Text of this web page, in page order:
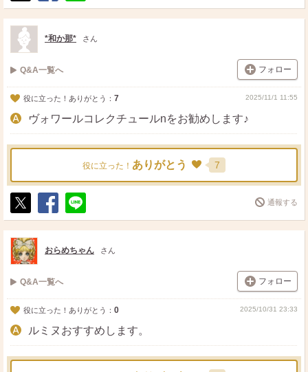
ポ
ス
ト
シ
ェ
送
る
*和か那* さん
Q&A一覧へ フォロー
役に立った！ありがとう： 7 2025/11/1 11:55
ヴォワールコレクチュールnをお勧めします♪
役に立った！ ありがとう 7
ポ
ス
ト
シ
ェ
送
る
通報する
おらめちゃん さん
Q&A一覧へ フォロー
役に立った！ありがとう： 0 2025/10/31 23:33
ルミヌおすすめします。